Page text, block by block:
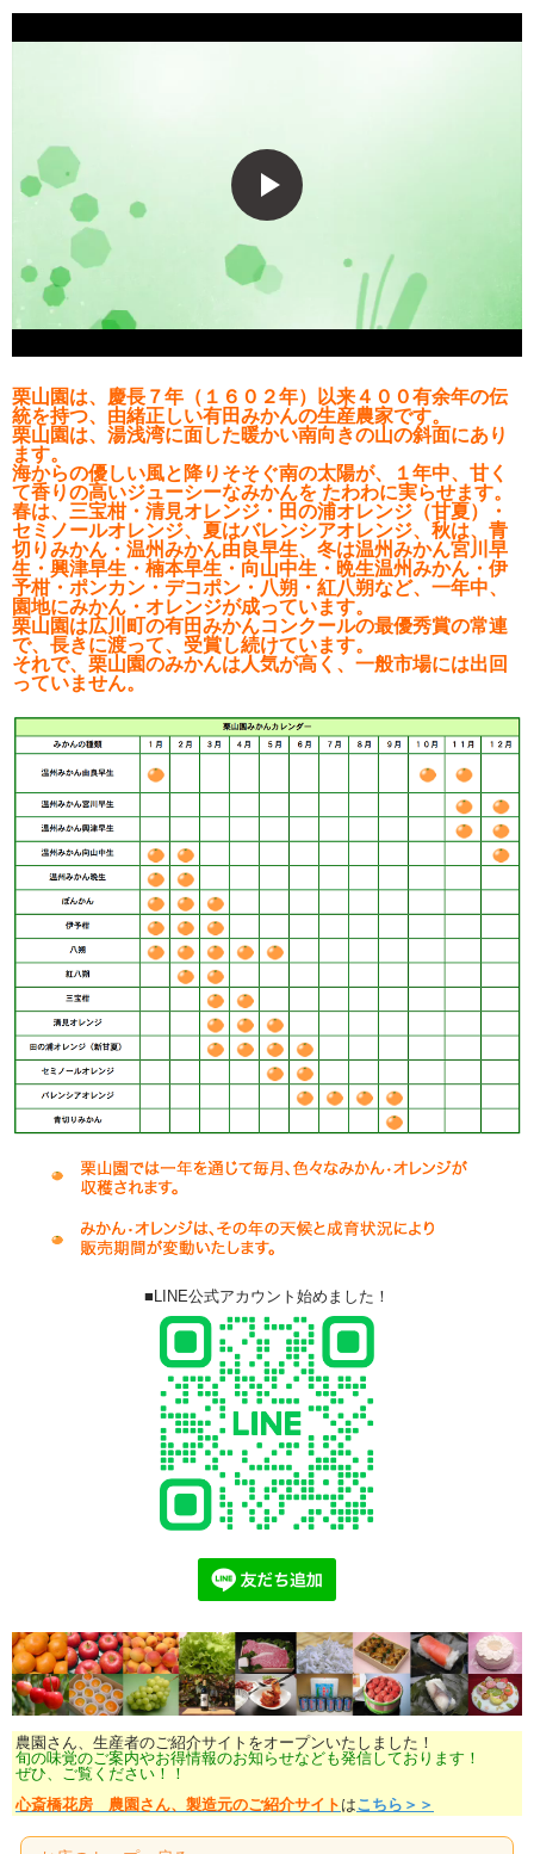
栗山園は、慶長７年（１６０２年）以来４００有余年の伝
統を持つ、由緒正しい有田みかんの生産農家です。
栗山園は、湯浅湾に面した暖かい南向きの山の斜面にあり
ます。
海からの優しい風と降りそそぐ南の太陽が、１年中、甘く
て香りの高いジューシーなみかんを たわわに実らせます。
春は、三宝柑・清見オレンジ・田の浦オレンジ（甘夏）・
セミノールオレンジ、夏はバレンシアオレンジ、秋は、青
切りみかん・温州みかん由良早生、冬は温州みかん宮川早
生・興津早生・楠本早生・向山中生・晩生温州みかん・伊
予柑・ポンカン・デコポン・八朔・紅八朔など、一年中、
園地にみかん・オレンジが成っています。
栗山園は広川町の有田みかんコンクールの最優秀賞の常連
で、長きに渡って、受賞し続けています。
それで、栗山園のみかんは人気が高く、一般市場には出回
っていません。
■LINE公式アカウント始めました！
農園さん、生産者のご紹介サイトをオープンいたしました！
旬の味覚のご案内やお得情報のお知らせなども発信しております！
ぜひ、ご覧ください！！
心斎橋花房 農園さん、製造元のご紹介サイト はこちら＞＞